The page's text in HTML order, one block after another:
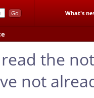
Go What's
read the
not